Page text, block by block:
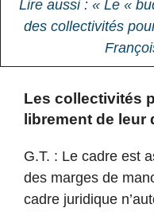
Lire aussi : « Le «
des collectivités
Les collectivités
librement de leur
G.T. : Le cadre est
des marges de
cadre juridique